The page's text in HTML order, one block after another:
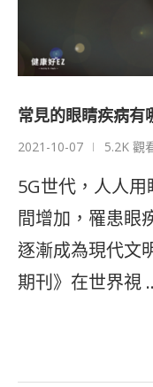
常見的眼睛疾病有
2021-10-07 5.2K 觀
5G世代，人人
間增加，罹患眼
逐漸成為現代文
期刊》在世界視